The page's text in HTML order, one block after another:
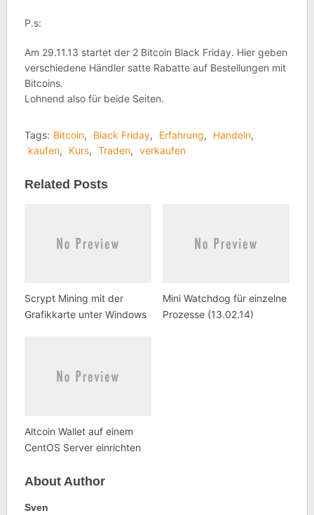
P.s:
Am 29.11.13 startet der 2 Bitcoin Black Friday. Hier geben
verschiedene Händler satte Rabatte auf Bestellungen mit
Bitcoins.
Lohnend also für beide Seiten.
Tags: Bitcoin, Black Friday, Erfahrung, Handeln,
kaufen, Kurs, Traden, verkaufen
Related Posts
Scrypt Mining mit der
Grafikkarte unter Windows
Mini Watchdog für einzelne
Prozesse (13.02.14)
Altcoin Wallet auf einem
CentOS Server einrichten
About Author
Sven